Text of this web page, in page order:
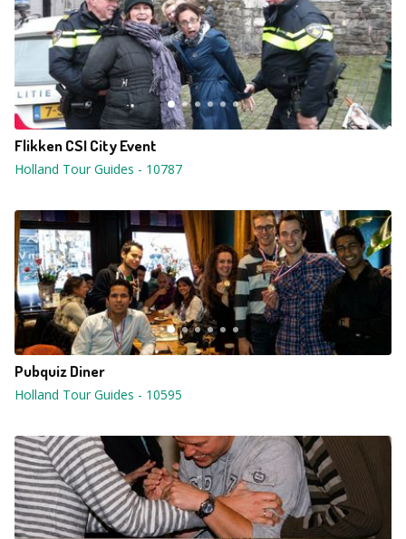
Flikken CSI City Event
Holland Tour Guides - 10787
Pubquiz Diner
Holland Tour Guides - 10595